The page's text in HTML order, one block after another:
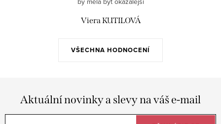
VŠECHNA HODNOCENÍ
Viera KUTILOVÁ
Aktuální novinky a slevy na váš e-mail